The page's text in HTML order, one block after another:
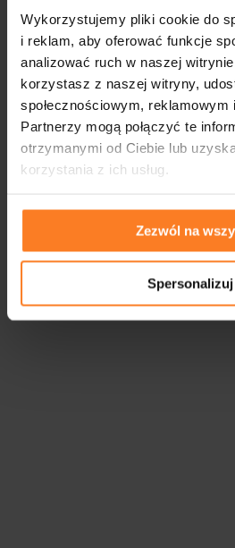
Wykorzystujemy pliki cookie do
i reklam, aby oferować funkcje
analizować ruch w naszej
korzystasz z naszej witryny,
społecznościowym, reklamowym
Partnerzy mogą połączyć te
otrzymanymi od Ciebie lub
korzystania z ich usług.
Zezwól na
Spersonalizuj